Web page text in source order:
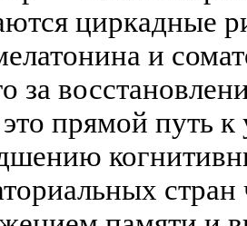
циркадные
и
за
прямой путь к
стран